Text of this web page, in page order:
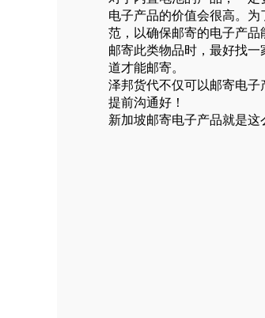
电子产品的价值会很高。
范，以确保邮寄的电子产品
邮寄此类物品时，最好找
道才能邮寄。
泽邦货代不仅可以邮寄电
提前沟通好！
新加坡邮寄电子产品就是这